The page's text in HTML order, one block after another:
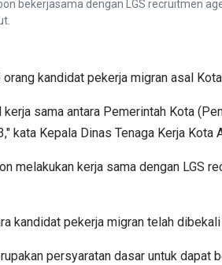
bekerjasama dengan LGS recruitmen
orang kandidat pekerja migran asal
sama antara Pemerintah Kota
kata Kepala Dinas Tenaga Kerja Kota
melakukan kerja sama dengan LGS
kandidat pekerja migran telah
persyaratan dasar untuk dapat